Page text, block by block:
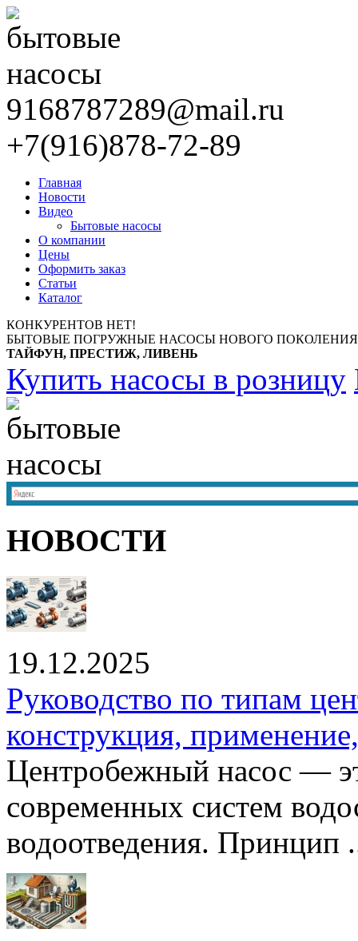
9168787289@mail.ru
+7(916)878-72-89
Главная
Новости
Видео
Бытовые насосы
О компании
Цены
Оформить заказ
Статьи
Каталог
КОНКУРЕНТОВ НЕТ!
БЫТОВЫЕ ПОГРУЖНЫЕ НАСОСЫ НОВОГО
ТАЙФУН, ПРЕСТИЖ, ЛИВЕНЬ
Купить насосы в розницу
НОВОСТИ
19.12.2025
Руководство по типам
конструкция,
Центробежный насос —
современных систем
водоотведения. Принцип